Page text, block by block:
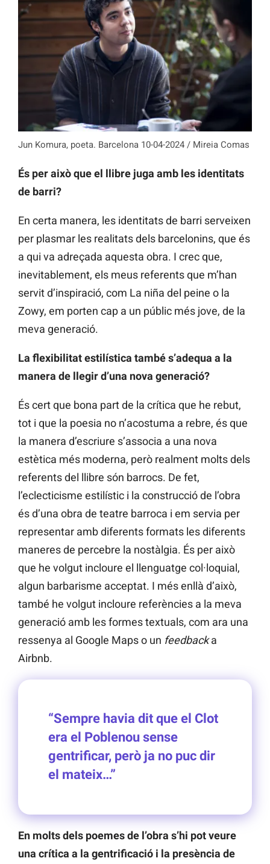
Jun Komura, poeta. Barcelona 10-04-2024 / Mireia Comas
És per això que el llibre juga amb les identitats
de barri?
En certa manera, les identitats de barri serveixen
per plasmar les realitats dels barcelonins, que és
a qui va adreçada aquesta obra. I crec que,
inevitablement, els meus referents que m’han
servit d’inspiració, com La niña del peine o la
Zowy, em porten cap a un públic més jove, de la
meva generació.
La flexibilitat estilística també s’adequa a la
manera de llegir d’una nova generació?
És cert que bona part de la crítica que he rebut,
tot i que la poesia no n’acostuma a rebre, és que
la manera d’escriure s’associa a una nova
estètica més moderna, però realment molts dels
referents del llibre són barrocs. De fet,
l’eclecticisme estilístic i la construcció de l’obra
és d’una obra de teatre barroca i em servia per
representar amb diferents formats les diferents
maneres de percebre la nostàlgia. És per això
que he volgut incloure el llenguatge col·loquial,
algun barbarisme acceptat. I més enllà d’això,
també he volgut incloure referències a la meva
generació amb les formes textuals, com ara una
ressenya al Google Maps o un feedbacka
Airbnb.
“Sempre havia dit que el Clot
era el Poblenou sense
gentrificar, però ja no puc dir
el mateix…”
En molts dels poemes de l’obra s’hi pot veure
una crítica a la gentrificació i la presència de